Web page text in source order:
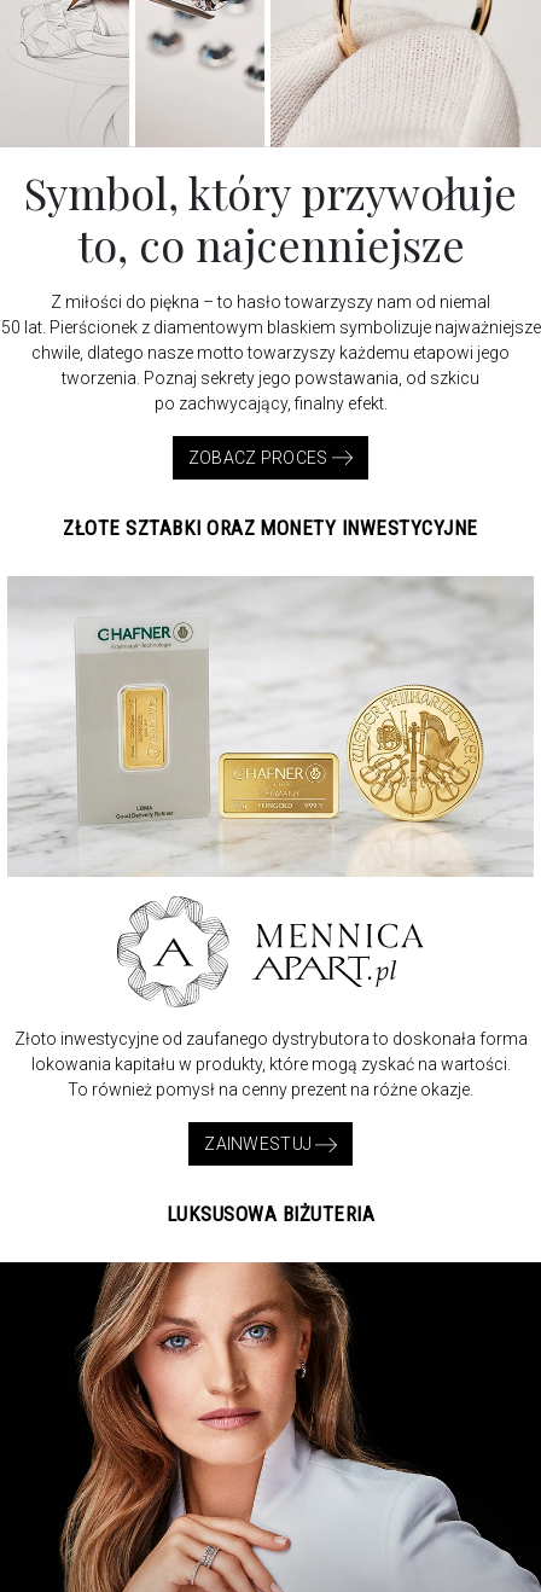
Symbol, który przywołuje
to, co najcenniejsze
Z miłości do piękna – to hasło towarzyszy nam od niemal
50 lat. Pierścionek z diamentowym blaskiem symbolizuje najważniejsze
chwile, dlatego nasze motto towarzyszy każdemu etapowi jego
tworzenia. Poznaj sekrety jego powstawania, od szkicu
po zachwycający, finalny efekt.
ZOBACZ PROCES
ZŁOTE SZTABKI ORAZ MONETY INWESTYCYJNE
Złoto inwestycyjne od zaufanego dystrybutora to doskonała forma
lokowania kapitału w produkty, które mogą zyskać na wartości.
To również pomysł na cenny prezent na różne okazje.
ZAINWESTUJ
LUKSUSOWA BIŻUTERIA